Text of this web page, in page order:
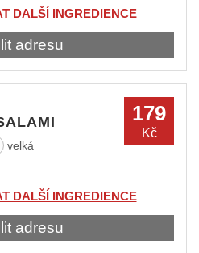
DALŠÍ INGREDIENCE
adresu
179
Kč
velká
DALŠÍ INGREDIENCE
adresu